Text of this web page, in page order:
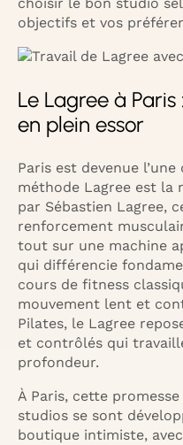
objectifs et vos
Le Lagree à
en plein essor
Paris est devenue
méthode Lagree est la
par Sébastien Lagree,
renforcement
tout sur une machine
qui différencie
cours de fitness
mouvement lent et
Pilates, le Lagree
et contrôlés qui
profondeur.
À Paris, cette
studios se sont
boutique intimiste,